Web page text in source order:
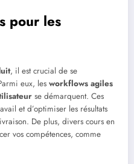
pour les
, il est crucial de se
eux, les workflows agiles
se démarquent. Ces
et d’optimiser les résultats
De plus, divers cours en
vos compétences, comme